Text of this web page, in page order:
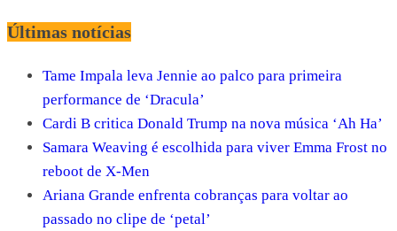
Últimas notícias
Tame Impala leva Jennie ao palco para primeira
performance de ‘Dracula’
Cardi B critica Donald Trump na nova música ‘Ah Ha’
Samara Weaving é escolhida para viver Emma Frost no
reboot de X-Men
Ariana Grande enfrenta cobranças para voltar ao
passado no clipe de ‘petal’